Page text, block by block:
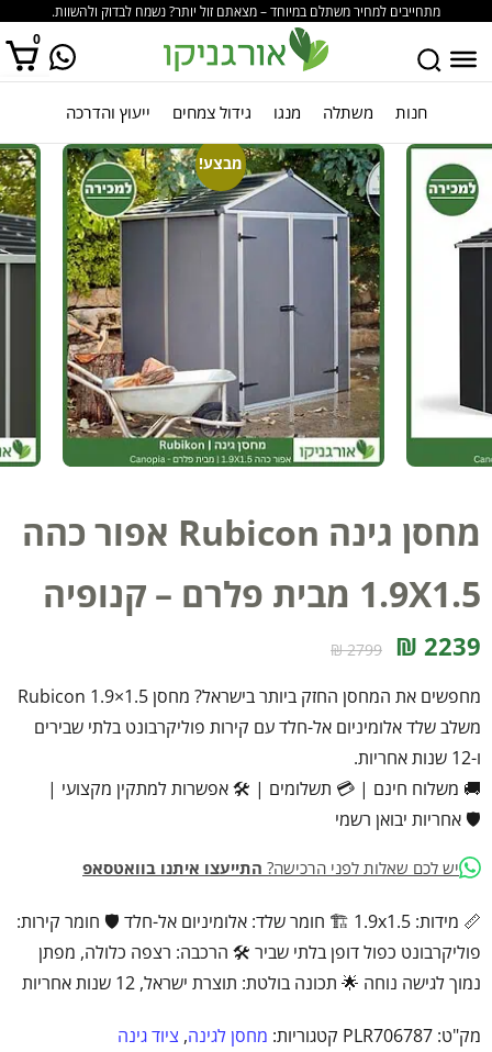
מתחייבים למחיר משתלם במיוחד – מצאתם זול יותר? נשמח לבדוק ולהשוות.
0
אין מוצרים בסל הקניות. חנות משתלה מנגו גידול צמחים ייעוץ והדרכה
מבצע!
מחסן גינה Rubicon אפור כהה
1.9X1.5 מבית פלרם – קנופיה
2239 ₪
2799 ₪
מחפשים את המחסן החזק ביותר בישראל? מחסן Rubicon 1.9×1.5
משלב שלד אלומיניום אל-חלד עם קירות פוליקרבונט בלתי שבירים
ו-12 שנות אחריות.
🚚 משלוח חינם | 💳 תשלומים | 🛠️ אפשרות למתקין מקצועי |
🛡️ אחריות יבואן רשמי
יש לכם שאלות לפני הרכישה? התייעצו איתנו בוואטסאפ
📏 מידות: 1.9x1.5 🏗️ חומר שלד: אלומיניום אל-חלד 🛡️ חומר קירות:
פוליקרבונט כפול דופן בלתי שביר 🛠️ הרכבה: רצפה כלולה, מפתן
נמוך לגישה נוחה 🌟 תכונה בולטת: תוצרת ישראל, 12 שנות אחריות
מק"ט: PLR706787 קטגוריות: מחסן לגינה, ציוד גינה